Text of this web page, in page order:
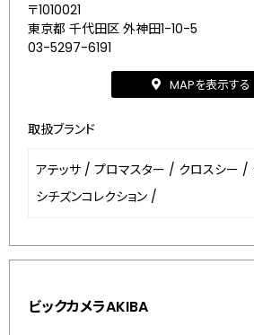
〒1010021
東京都 千代田区 外神田1-10-5
03-5297-6191
MAPを表示する
取扱ブランド
アテッサ / プロマスター / クロスシー /
シチズンコレクション /
ビックカメラAKIBA